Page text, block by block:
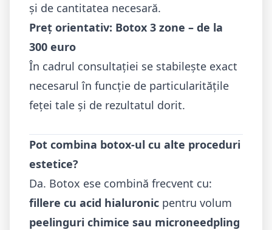
și de cantitatea necesară.
Preț orientativ: Botox 3 zone – de la
300 euro
În cadrul consultației se stabilește exact
necesarul în funcție de particularitățile
feței tale și de rezultatul dorit.
Pot combina botox-ul cu alte proceduri
estetice?
Da. Botox ese combină frecvent cu:
fillere cu acid hialuronic pentru volum
peelinguri chimice sau microneedpling